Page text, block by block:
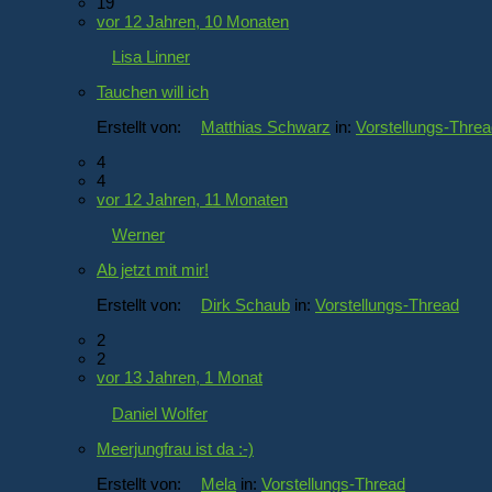
vor 12 Jahren, 10 Monaten
Lisa Linner
Tauchen will ich
Erstellt von:
Matthias Schwarz in: Vorstellungs-
4
4
vor 12 Jahren, 11 Monaten
Werner
Ab jetzt mit mir!
Erstellt von:
Dirk Schaub in: Vorstellungs-Thread
2
2
vor 13 Jahren, 1 Monat
Daniel Wolfer
Meerjungfrau ist da :-)
Erstellt von:
Mela in: Vorstellungs-Thread